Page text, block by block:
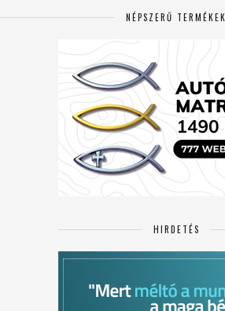
NÉPSZERŰ TERMÉKEK
HIRDETÉS